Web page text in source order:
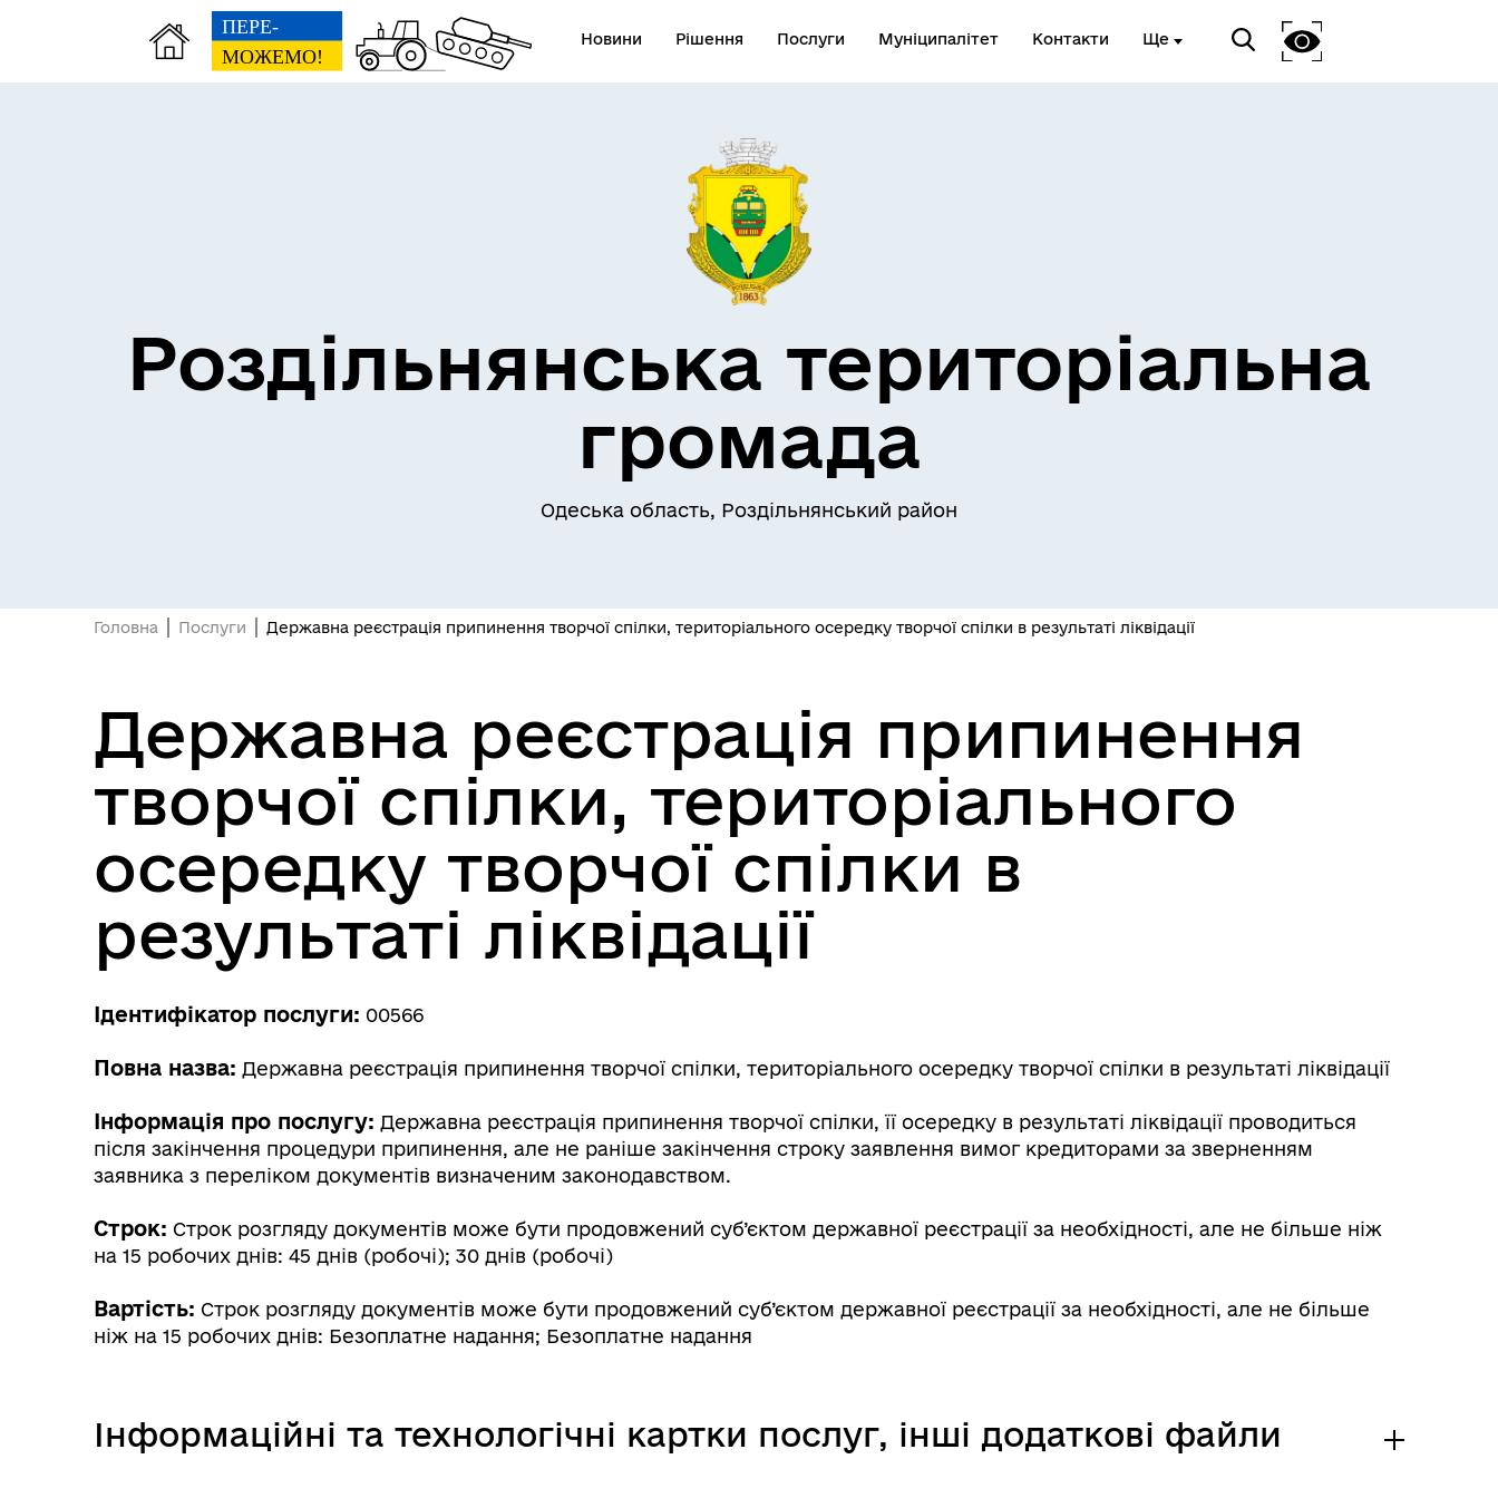
Новини Рішення Послуги Муніципалітет Контакти Ще
Засідання виконавчого
Трансляції
Графіки прийому громадян
Рада безбар’єрності
Гендерна рівність
технічний захист інформації
Пам’яті військових громади
Квитки на потяг для
Учасникам бойових дій
Книга пам'яті полеглих за
ветеранам та їхнім родинам
Розклад автобусів Одеса-
Розклад автобусів Роздільна-
Роздільнянська територіальна
громада
Одеська область, Роздільнянський район
Головна Послуги Державна реєстрація припинення творчої спілки, територіального осередку творчої спілки в результаті ліквідації
Державна реєстрація припинення
творчої спілки, територіального
осередку творчої спілки в
результаті ліквідації
Ідентифікатор послуги: 00566
Повна назва: Державна реєстрація припинення творчої спілки, територіального осередку творчої спілки в результаті ліквідації
Інформація про послугу: Державна реєстрація припинення творчої спілки, її осередку в результаті ліквідації проводиться
після закінчення процедури припинення, але не раніше закінчення строку заявлення вимог кредиторами за зверненням
заявника з переліком документів визначеним законодавством.
Строк: Строк розгляду документів може бути продовжений суб’єктом державної реєстрації за необхідності, але не більше ніж
на 15 робочих днів: 45 днів (робочі); 30 днів (робочі)
Вартість: Строк розгляду документів може бути продовжений суб’єктом державної реєстрації за необхідності, але не більше
ніж на 15 робочих днів: Безоплатне надання; Безоплатне надання
Інформаційні та технологічні картки послуг, інші додаткові файли